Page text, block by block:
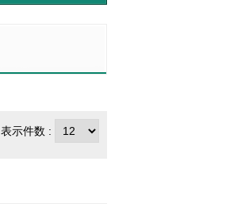
表示件数 :